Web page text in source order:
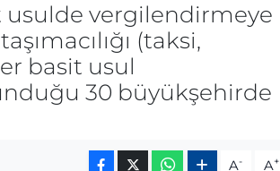
usulde vergilendirmeye
(taksi,
basit usul
30 büyükşehirde
A- A+